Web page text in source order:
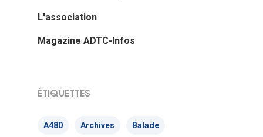
L'association
Magazine ADTC-Infos
ÉTIQUETTES
A480 Archives Balade